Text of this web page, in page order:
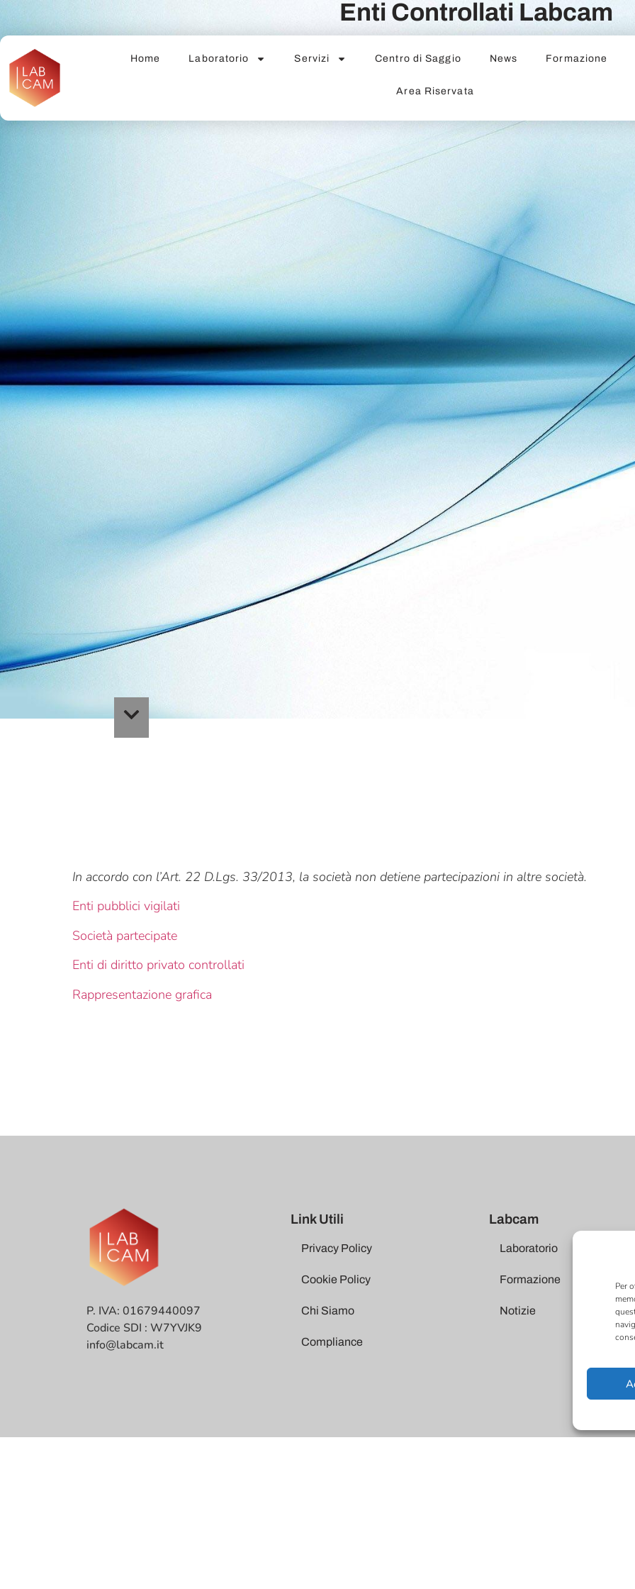
Per
Home Laboratorio Servizi Centro di Saggio News Formazione
Area Riservata
Enti Controllati Labcam
In accordo con l’Art. 22 D.Lgs. 33/2013, la società non detiene partecipazioni in altre società.
Enti pubblici vigilati
Società partecipate
Enti di diritto privato controllati
Rappresentazione grafica
P. IVA: 01679440097
Codice SDI : W7YVJK9
info@labcam.it
Link Utili
Privacy Policy
Cookie Policy
Chi Siamo
Compliance
Labcam
Laboratorio
Formazione
Notizie